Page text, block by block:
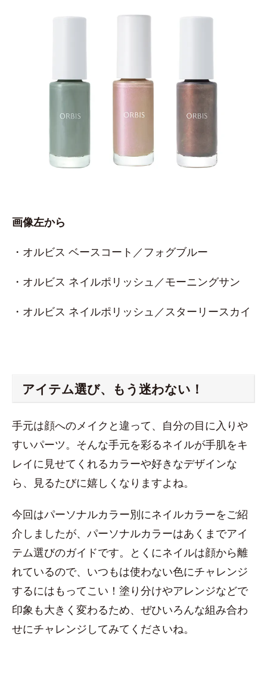
画像左から
・オルビス ベースコート／フォグブルー
・オルビス ネイルポリッシュ／モーニングサン
・オルビス ネイルポリッシュ／スターリースカイ
アイテム選び、もう迷わない！
手元は顔へのメイクと違って、自分の目に入りや
すいパーツ。そんな手元を彩るネイルが手肌をキ
レイに見せてくれるカラーや好きなデザインな
ら、見るたびに嬉しくなりますよね。
今回はパーソナルカラー別にネイルカラーをご紹
介しましたが、パーソナルカラーはあくまでアイ
テム選びのガイドです。とくにネイルは顔から離
れているので、いつもは使わない色にチャレンジ
するにはもってこい！塗り分けやアレンジなどで
印象も大きく変わるため、ぜひいろんな組み合わ
せにチャレンジしてみてくださいね。